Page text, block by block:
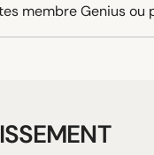
membre Genius